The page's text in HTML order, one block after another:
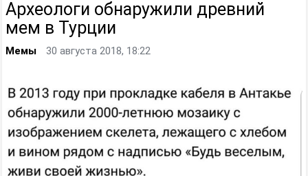
Археологи обнаружили древний
мем в Турции
Мемы 30 августа 2018, 18:22